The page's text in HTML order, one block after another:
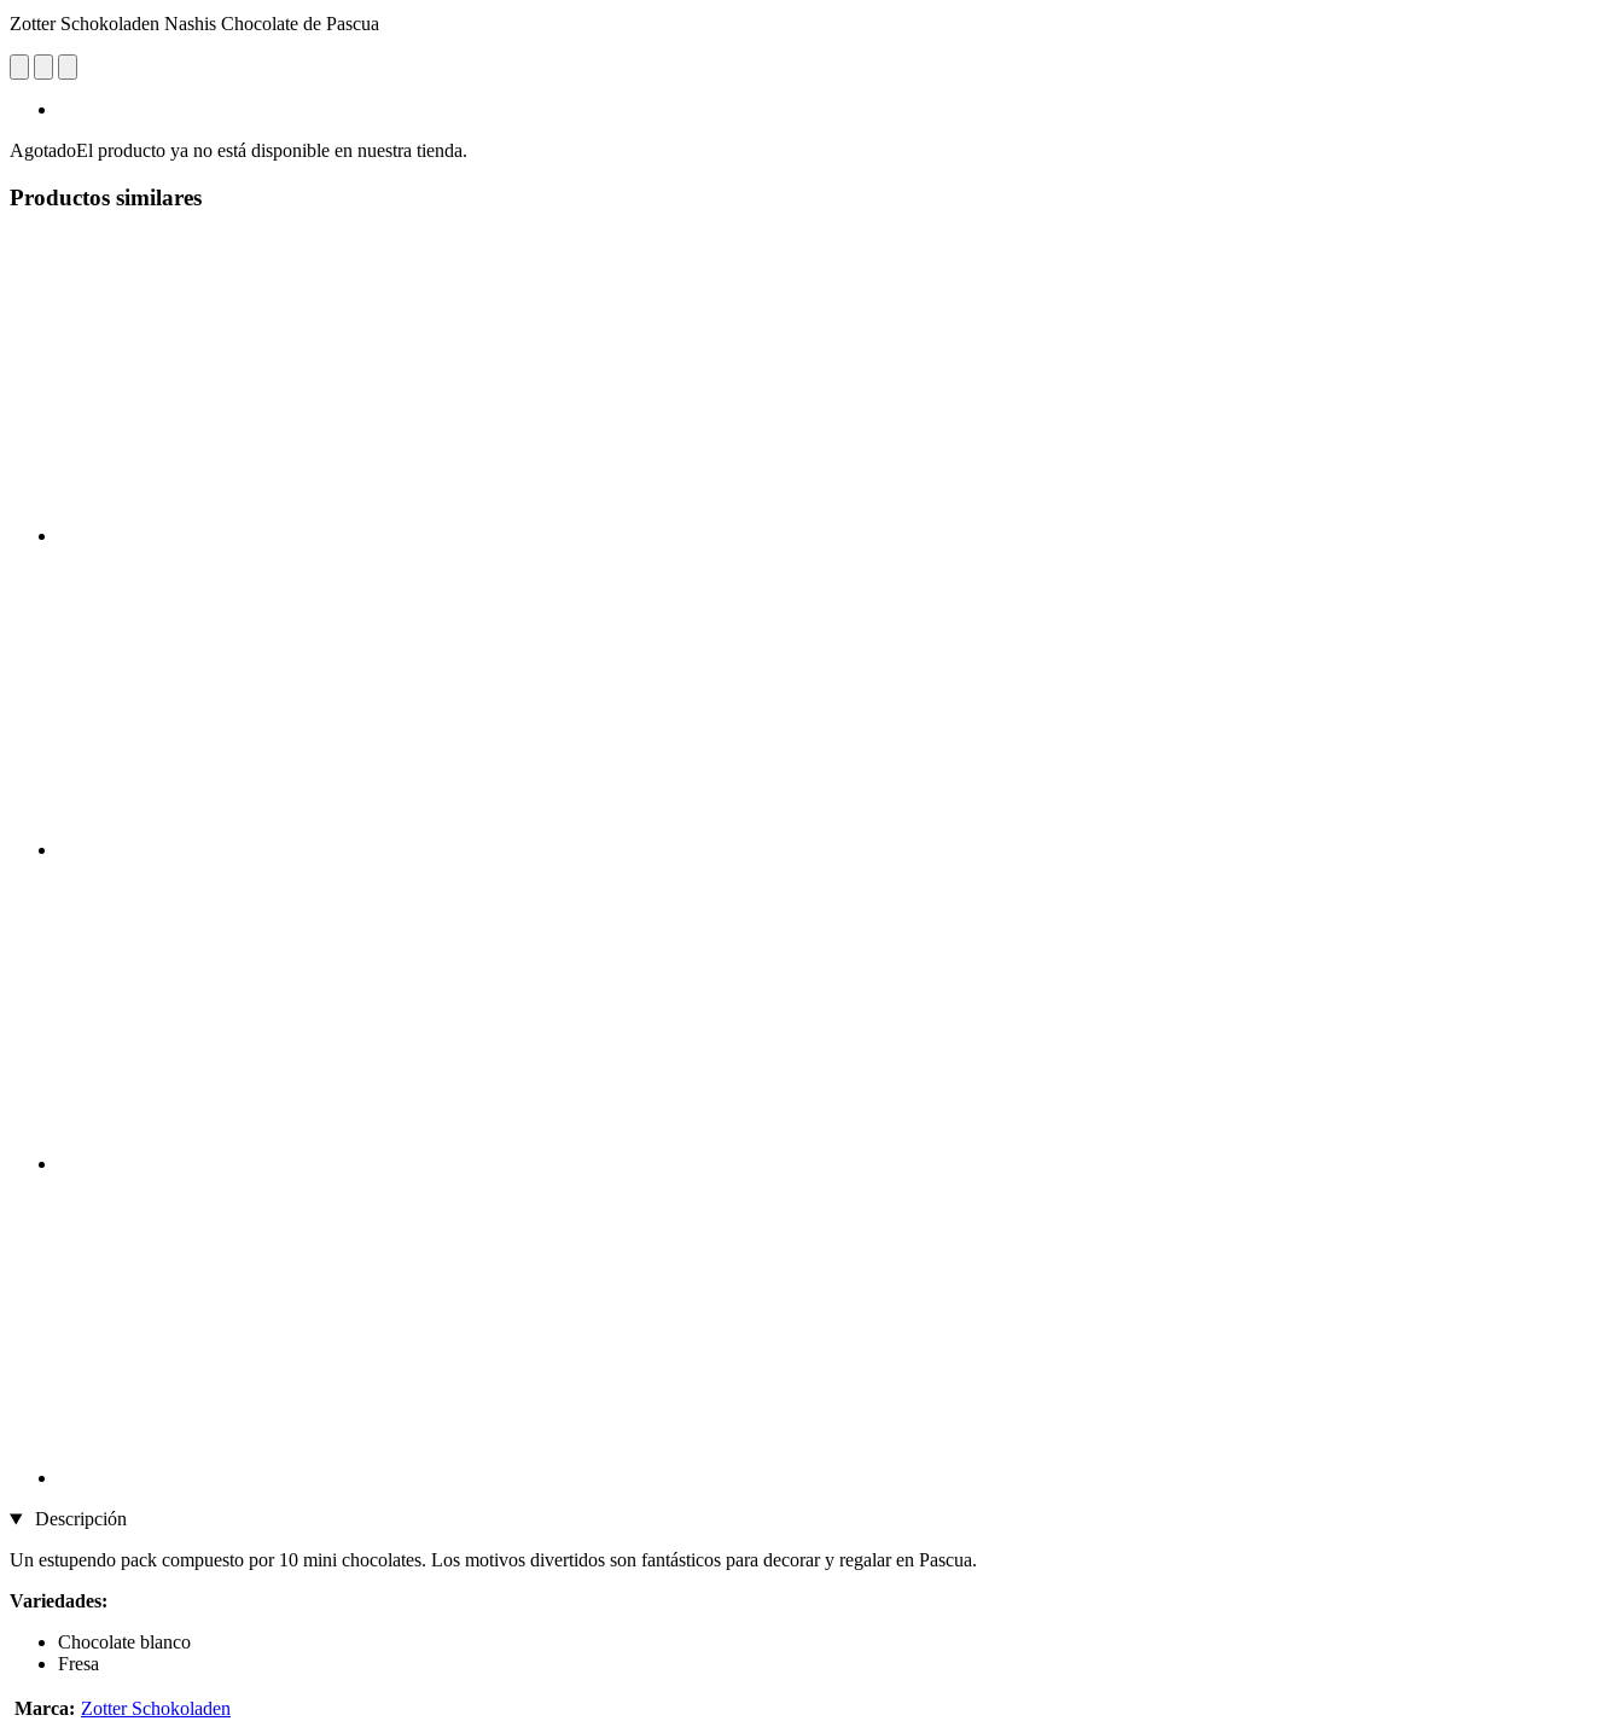
Zotter Schokoladen Nashis Chocolate de Pascua
AgotadoEl producto ya no está disponible en nuestra tienda.
Productos similares
Descripción
Un estupendo pack compuesto por 10 mini chocolates. Los motivos divertidos son fantásticos para decorar y regalar en Pascua.
Variedades:
Chocolate blanco
Fresa
Marca: Zotter Schokoladen